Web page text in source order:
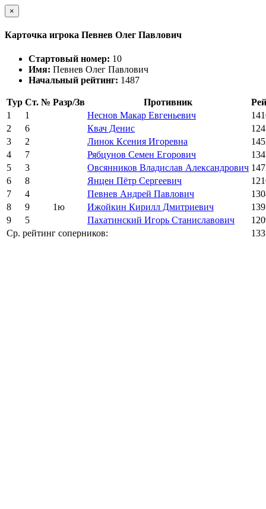
×
Карточка игрока Певнев Олег Павлович
Стартовый номер: 10
Имя: Певнев Олег Павлович
Начальный рейтинг: 1487
Тур Ст. № Разр/Зв Противник
1
1 Неснов Макар Евгеньевич
2
6 Квач Денис
3
2 Линок Ксения Игоревна
4
7 Рябцунов Семен Егорович
5
3 Овсянников Владислав Александрович
6
8 Янцен Пётр Сергеевич
7
4 Певнев Андрей Павлович
8
9 1ю Ижойкин Кирилл Дмитриевич
9
5 Пахатинский Игорь Станиславович
Ср. рейтинг соперников: